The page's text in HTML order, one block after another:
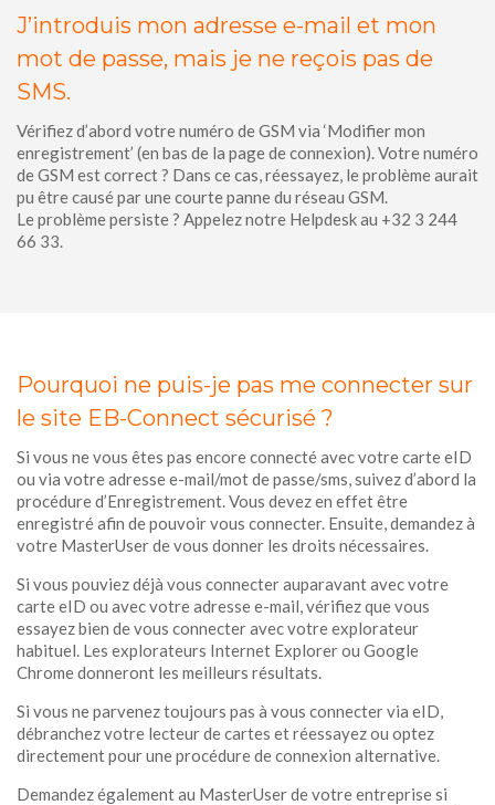
J’introduis mon adresse e-mail et mon
mot de passe, mais je ne reçois pas de
SMS.
Vérifiez d’abord votre numéro de GSM via ‘Modifier mon
enregistrement’ (en bas de la page de connexion). Votre numéro
de GSM est correct ? Dans ce cas, réessayez, le problème aurait
pu être causé par une courte panne du réseau GSM.
Le problème persiste ? Appelez notre Helpdesk au +32 3 244
66 33.
Pourquoi ne puis-je pas me connecter sur
le site EB-Connect sécurisé ?
Si vous ne vous êtes pas encore connecté avec votre carte eID
ou via votre adresse e-mail/mot de passe/sms, suivez d’abord la
procédure d’Enregistrement. Vous devez en effet être
enregistré afin de pouvoir vous connecter. Ensuite, demandez à
votre MasterUser de vous donner les droits nécessaires.
Si vous pouviez déjà vous connecter auparavant avec votre
carte eID ou avec votre adresse e-mail, vérifiez que vous
essayez bien de vous connecter avec votre explorateur
habituel. Les explorateurs Internet Explorer ou Google
Chrome donneront les meilleurs résultats.
Si vous ne parvenez toujours pas à vous connecter via eID,
débranchez votre lecteur de cartes et réessayez ou optez
directement pour une procédure de connexion alternative.
Demandez également au MasterUser de votre entreprise si